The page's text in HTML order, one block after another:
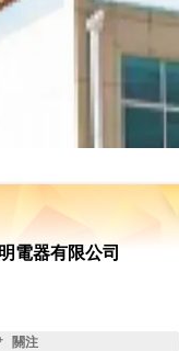
電器有限公司
關注